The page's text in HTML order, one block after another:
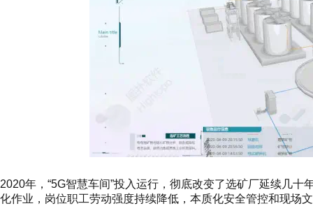
2020年，“5G智慧车间”投入运行，彻底改变了选矿厂延续几
化作业，岗位职工劳动强度持续降低，本质化安全管控和现场